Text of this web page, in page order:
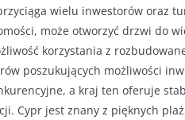
wielu inwestorów oraz
może otworzyć drzwi do
korzystania z
poszukujących możliwości
a kraj ten oferuje
Cypr jest znany z pięknych